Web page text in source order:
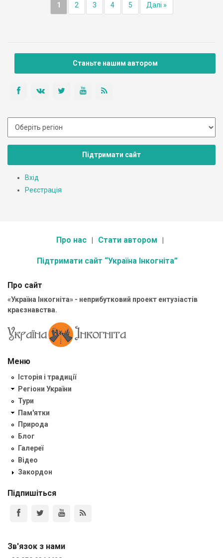
1 2 3 4 5 Далі »
Станьте нашим автором
Підтримати сайт
Вхід
Реєстрація
Про нас Стати автором
Підтримати сайт “Україна Інкогніта”
Про сайт
«Україна Інкогніта» - неприбутковий проект ентузіастів
краєзнавства.
Меню
Історія і традиції
Регіони України
Тури
Пам'ятки
Природа
Блог
Галереї
Відео
Закордон
Підпишіться
Зв'язок з нами